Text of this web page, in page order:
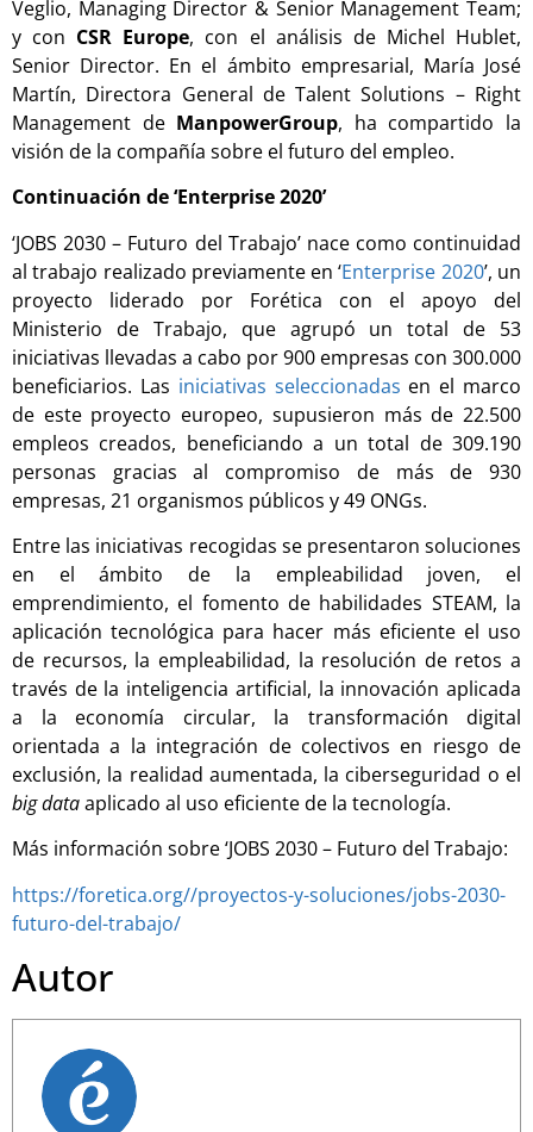
Veglio, Managing Director & Senior Management Team;
y con CSR Europe, con el análisis de Michel Hublet,
Senior Director. En el ámbito empresarial, María José
Martín, Directora General de Talent Solutions – Right
Management de ManpowerGroup, ha compartido la
visión de la compañía sobre el futuro del empleo.
Continuación de ‘Enterprise 2020’
‘JOBS 2030 – Futuro del Trabajo’ nace como continuidad
al trabajo realizado previamente en ‘Enterprise 2020’, un
proyecto liderado por Forética con el apoyo del
Ministerio de Trabajo, que agrupó un total de 53
iniciativas llevadas a cabo por 900 empresas con 300.000
beneficiarios. Las iniciativas seleccionadas en el marco
de este proyecto europeo, supusieron más de 22.500
empleos creados, beneficiando a un total de 309.190
personas gracias al compromiso de más de 930
empresas, 21 organismos públicos y 49 ONGs.
Entre las iniciativas recogidas se presentaron soluciones
en el ámbito de la empleabilidad joven, el
emprendimiento, el fomento de habilidades STEAM, la
aplicación tecnológica para hacer más eficiente el uso
de recursos, la empleabilidad, la resolución de retos a
través de la inteligencia artificial, la innovación aplicada
a la economía circular, la transformación digital
orientada a la integración de colectivos en riesgo de
exclusión, la realidad aumentada, la ciberseguridad o el
big dataaplicado al uso eficiente de la tecnología.
Más información sobre ‘JOBS 2030 – Futuro del Trabajo:
https://foretica.org//proyectos-y-soluciones/jobs-2030-
futuro-del-trabajo/
Autor